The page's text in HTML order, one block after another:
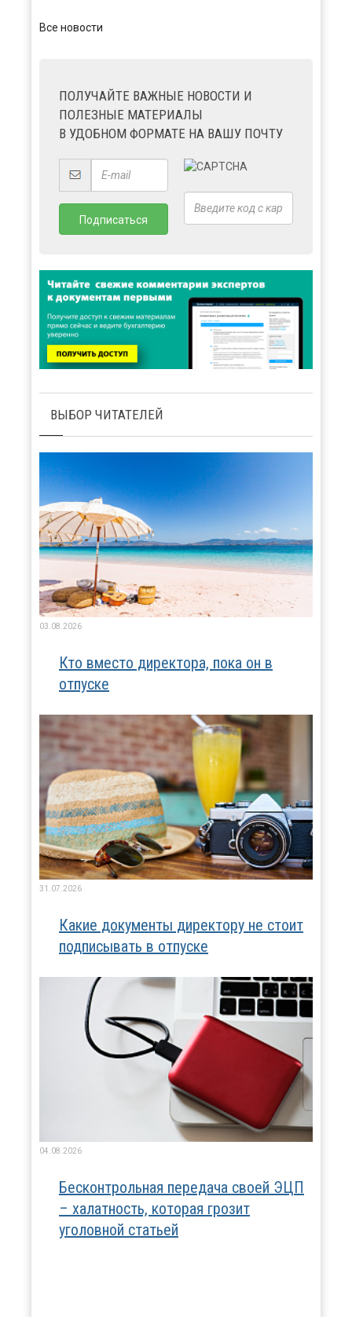
Все новости
ПОЛУЧАЙТЕ ВАЖНЫЕ НОВОСТИ И
ПОЛЕЗНЫЕ МАТЕРИАЛЫ
В УДОБНОМ ФОРМАТЕ НА ВАШУ ПОЧТУ
ВЫБОР ЧИТАТЕЛЕЙ
03.08.2026
Кто вместо директора, пока он в
отпуске
31.07.2026
Какие документы директору не стоит
подписывать в отпуске
04.08.2026
Бесконтрольная передача своей ЭЦП
– халатность, которая грозит
уголовной статьей